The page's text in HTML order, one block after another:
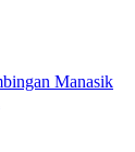
Manasik